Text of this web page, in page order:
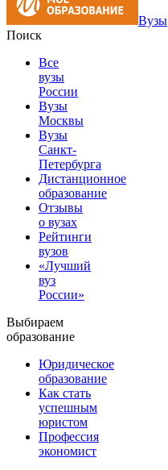
Вузы
Поиск
Все
вузы
России
Вузы
Москвы
Вузы
Санкт-
Петербурга
Дистанционное
образование
Отзывы
о вузах
Рейтинги
вузов
«Лучший
вуз
России»
Выбираем
образование
Юридическое
образование
Как стать
успешным
юристом
Профессия
экономист